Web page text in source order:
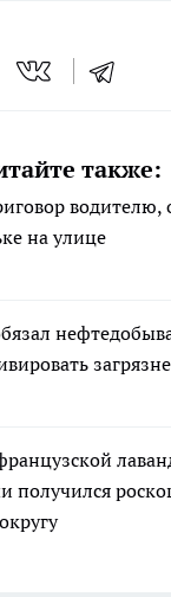
также:
водителю,
на улице
получился